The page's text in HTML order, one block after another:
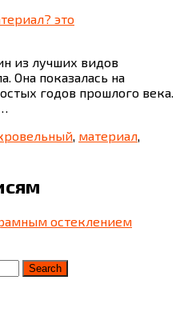
это
из лучших видов
Она показалась на
годов прошлого века.
, материал,
остеклением